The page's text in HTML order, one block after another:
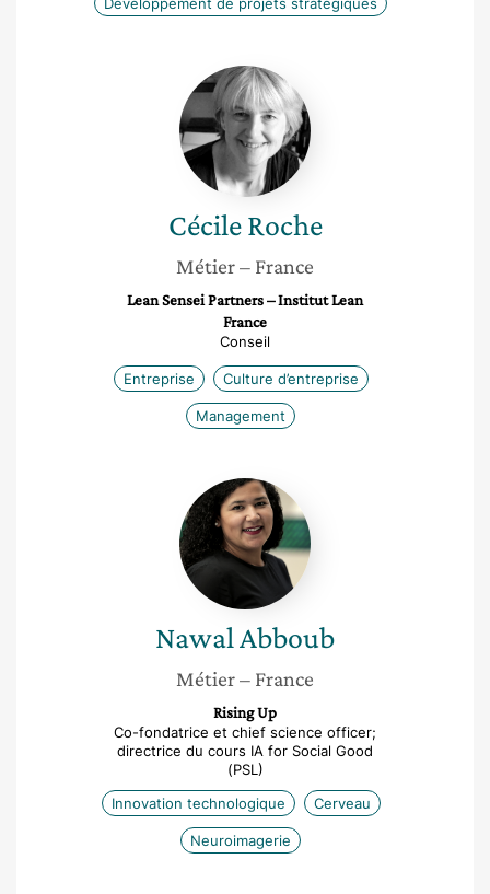
Cécile
Roche
Cécile Roche
Métier– France
Lean Sensei Partners – Institut Lean
France
Conseil
Entreprise Culture d’entreprise
Management
Nawal
Abboub
NawalAbboub
Métier– France
Rising Up
Co-fondatrice et chief science officer;
directrice du cours IA for Social Good
(PSL)
Innovation technologique
Cerveau
Neuroimagerie